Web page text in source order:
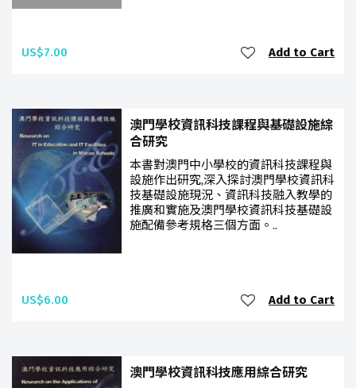
US$7.00 Add to Cart
澳門學校資訊科技課程與基礎設施綜
合研究
本書對澳門中小學校的資訊科技課程與
設施作出研究,深入探討澳門學校資訊科
技基礎設施現況、資訊科技融入教學的
推廣和實施及澳門學校資訊科技基礎設
施配備參考規格三個方面。..
US$6.00 Add to Cart
澳門學校資訊科技應用綜合研究